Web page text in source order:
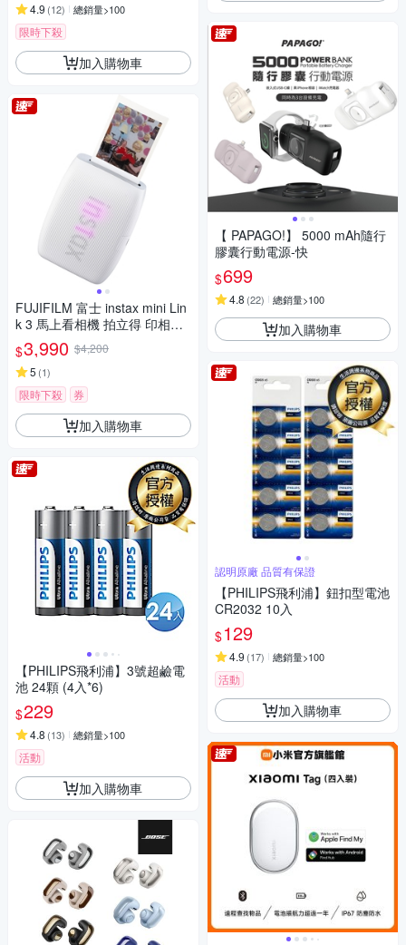
4.9 (12) 總銷量>100
限時下殺
加入購物車
FUJIFILM 富士 instax mini Lin
k 3 馬上看相機 拍立得 印相機
公司貨
$3,990 $4,200
5 (1)
限時下殺 券
加入購物車
【PHILIPS飛利浦】3號超鹼電
池 24顆 (4入*6)
$229
4.8 (13) 總銷量>100
活動
加入購物車
【 PAPAGO!】 5000 mAh隨行
膠囊行動電源-快
$699
4.8 (22) 總銷量>100
加入購物車
認明原廠 品質有保證
【PHILIPS飛利浦】鈕扣型電池
CR2032 10入
$129
4.9 (17) 總銷量>100
活動
加入購物車